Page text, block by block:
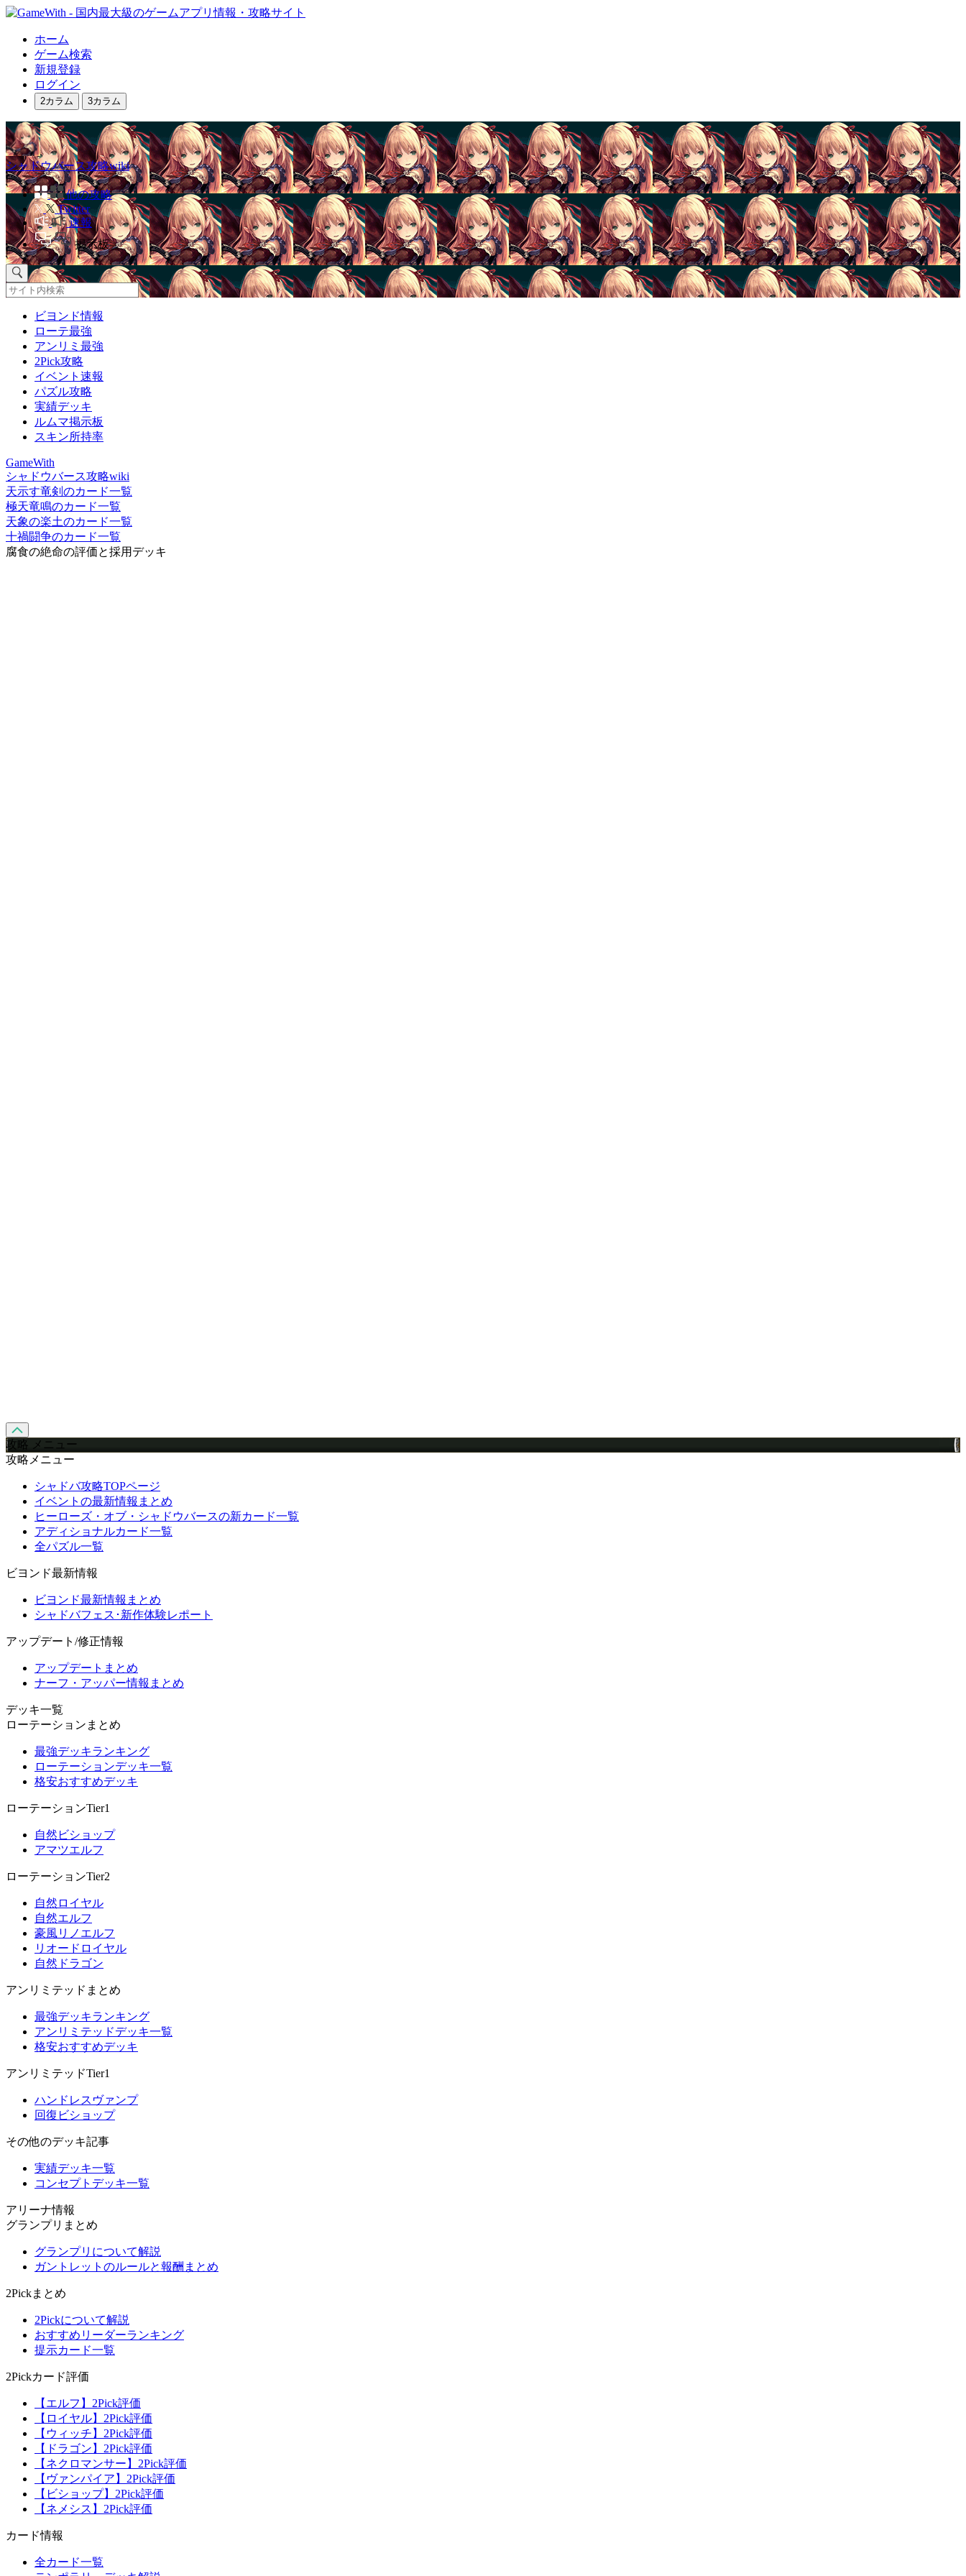
ホーム
ゲーム検索
新規登録
ログイン
2カラム 3カラム
シャドウバース攻略wiki
他の攻略
Twitter
速報
掲示板
ビヨンド情報
ローテ最強
アンリミ最強
2Pick攻略
イベント速報
パズル攻略
実績デッキ
ルムマ掲示板
スキン所持率
GameWith
シャドウバース攻略wiki
天示す竜剣のカード一覧
極天竜鳴のカード一覧
天象の楽土のカード一覧
十禍闘争のカード一覧
腐食の絶命の評価と採用デッキ
攻略 メニュー
攻略メニュー
シャドバ攻略TOPページ
イベントの最新情報まとめ
ヒーローズ・オブ・シャドウバースの新カード一覧
アディショナルカード一覧
全パズル一覧
ビヨンド最新情報
ビヨンド最新情報まとめ
シャドバフェス･新作体験レポート
アップデート/修正情報
アップデートまとめ
ナーフ・アッパー情報まとめ
デッキ一覧
ローテーションまとめ
最強デッキランキング
ローテーションデッキ一覧
格安おすすめデッキ
ローテーションTier1
自然ビショップ
アマツエルフ
ローテーションTier2
自然ロイヤル
自然エルフ
豪風リノエルフ
リオードロイヤル
自然ドラゴン
アンリミテッドまとめ
最強デッキランキング
アンリミテッドデッキ一覧
格安おすすめデッキ
アンリミテッドTier1
ハンドレスヴァンプ
回復ビショップ
その他のデッキ記事
実績デッキ一覧
コンセプトデッキ一覧
アリーナ情報
グランプリまとめ
グランプリについて解説
ガントレットのルールと報酬まとめ
2Pickまとめ
2Pickについて解説
おすすめリーダーランキング
提示カード一覧
2Pickカード評価
【エルフ】2Pick評価
【ロイヤル】2Pick評価
【ウィッチ】2Pick評価
【ドラゴン】2Pick評価
【ネクロマンサー】2Pick評価
【ヴァンパイア】2Pick評価
【ビショップ】2Pick評価
【ネメシス】2Pick評価
カード情報
全カード一覧